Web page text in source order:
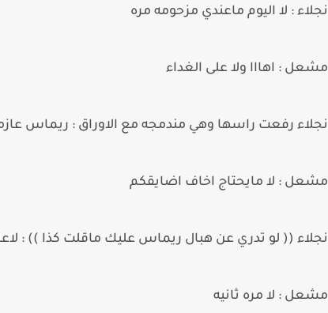
نجلاء : لا اليوم ماعندي مزحومه مره
مشعل : اهااا ولا على الغداء
نجلاء رفعت راسها وهي مندمجه مع الاوراق : ريماس
مشعل : لا مايحتاج اخاف اضايقكم
نجلاء (( لو تدري عن هبال ريماس عليك ماقلت كذا )) :
مشعل : لا مره ثانيه